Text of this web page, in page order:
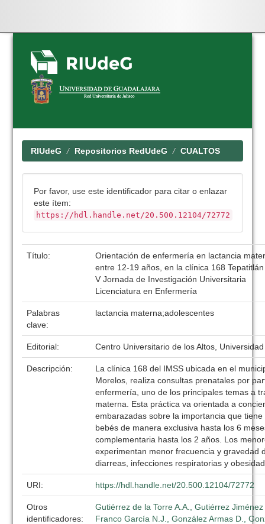
Skip
navigation
RIUdeG Repositorios RedUdeG CUALTOS
Por favor, use este identificador para citar o enlazar
este ítem:
https://hdl.handle.net/20.500.12104/72772
Título:
Orientación de enfermería en lactancia
entre 12-19 años, en la clínica 168
V Jornada de Investigación Universitaria
Licenciatura en Enfermería
Palabras
clave:
lactancia materna;adolescentes
Editorial: Centro Universitario de los Altos,
Descripción:
La clínica 168 del IMSS ubicada en el
Morelos, realiza consultas prenatales por
enfermería, uno de los principales temas a
materna. Esta práctica va orientada a
embarazadas sobre la importancia que
bebés de manera exclusiva hasta los 6
complementaria hasta los 2 años. Los
experimentan menor frecuencia y gravedad
diarreas, infecciones respiratorias y
URI: https://hdl.handle.net/20.500.12104/72772
Otros
identificadores:
Gutiérrez de la Torre A.A., Gutiérrez
Franco García N.J., González Armas D.,